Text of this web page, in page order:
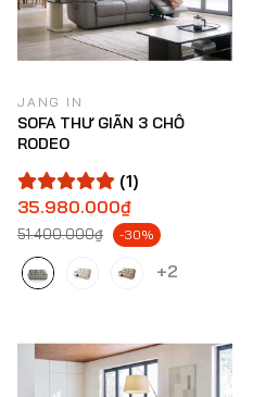
JANG IN
SOFA THƯ GIÃN 3 CHỖ
RODEO
(1)
35.980.000₫
51.400.000₫ -30%
+2